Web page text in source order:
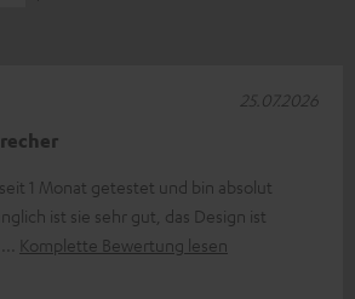
1 Monat getestet und bin absolut
ist sie sehr gut, das Design ist
Komplette Bewertung lesen
25.07.2026